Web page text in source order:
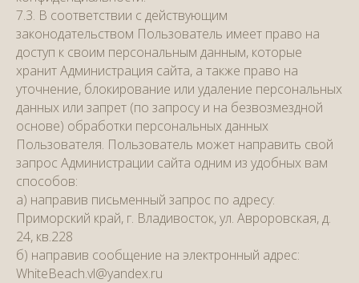
7.3. В соответствии с действующим
законодательством Пользователь имеет право на
доступ к своим персональным данным, которые
хранит Администрация сайта, а также право на
уточнение, блокирование или удаление персональных
данных или запрет (по запросу и на безвозмездной
основе) обработки персональных данных
Пользователя. Пользователь может направить свой
запрос Администрации сайта одним из удобных вам
способов:
а) направив письменный запрос по адресу:
Приморский край, г. Владивосток, ул. Авроровская, д.
24, кв.228
б) направив сообщение на электронный адрес:
WhiteBeach.vl@yandex.ru